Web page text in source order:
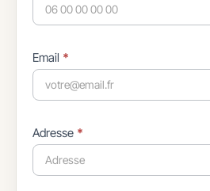
Email *
Adresse *